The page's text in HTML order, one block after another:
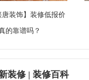
唐装饰】装修低报价
的靠谱吗？
装修 | 装修百科